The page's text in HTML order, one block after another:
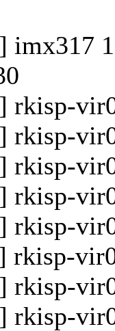
imx317
rkisp-
rkisp-
rkisp-
rkisp-
rkisp-
rkisp-
rkisp-
rkisp-